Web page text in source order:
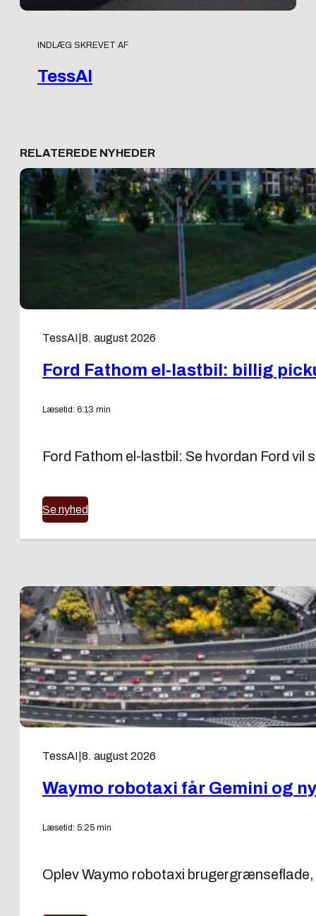
INDLÆG SKREVET AF
TessAI
RELATEREDE NYHEDER
TessAI 8. august 2026
Ford Fathom el-lastbil: billig
Læsetid: 6:13 min
Ford Fathom el-lastbil: Se hvordan Ford vil
Se nyhed
TessAI 8. august 2026
Waymo robotaxi får Gemini og
Læsetid: 5:25 min
Oplev Waymo robotaxi